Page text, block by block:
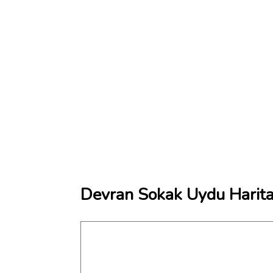
Devran Sokak Uydu